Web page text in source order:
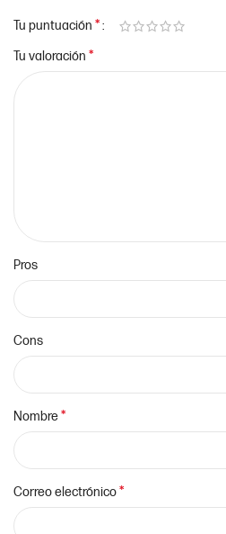
Tu puntuación *
Tu valoración *
Pros
Cons
Nombre*
Correo electrónico*